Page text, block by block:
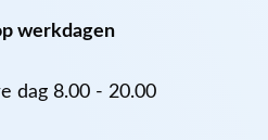
werkdagen
dag 8.00 - 20.00